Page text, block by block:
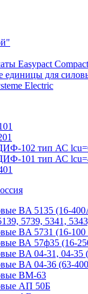
Easypact
единицы для
Electric
102 тип АС
101 тип АС
BA 5135 (16-
5739, 5341,
BA 5731 (16-
ВА 57ф35 (16-
BA 04-31, 04-35
BA 04-36 (63-
ВМ-63
АП 50Б